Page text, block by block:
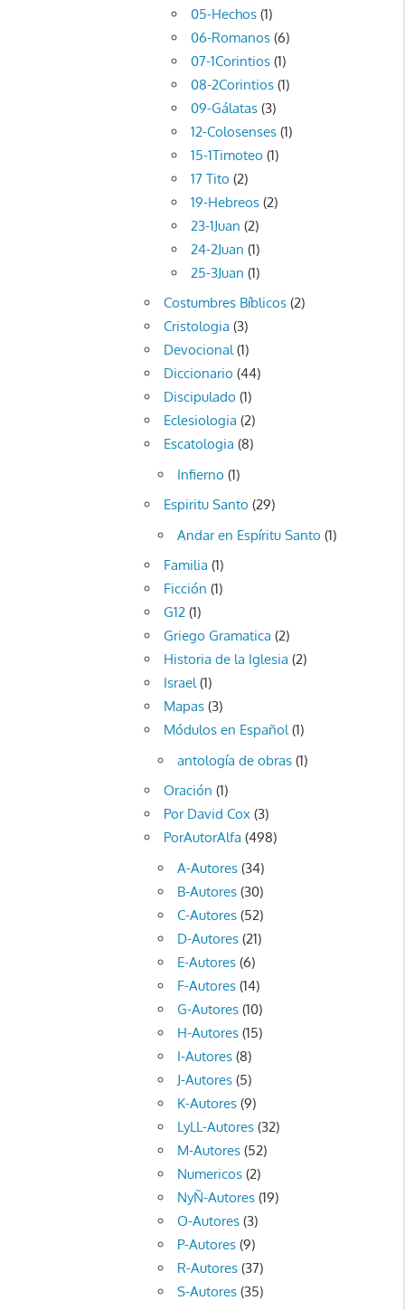
05-Hechos (1)
06-Romanos (6)
07-1Corintios (1)
08-2Corintios (1)
09-Gálatas (3)
12-Colosenses (1)
15-1Timoteo (1)
17 Tito (2)
19-Hebreos (2)
23-1Juan (2)
24-2Juan (1)
25-3Juan (1)
Costumbres Bíblicos (2)
Cristologia (3)
Devocional(1)
Diccionario (44)
Discipulado (1)
Eclesiologia (2)
Escatologia (8)
Infierno (1)
Espiritu Santo (29)
Andar en Espíritu Santo (1)
Familia (1)
Ficción (1)
G12 (1)
Griego Gramatica (2)
Historia de la Iglesia (2)
Israel(1)
Mapas (3)
Módulos en Español(1)
antología de obras (1)
Oración (1)
Por David Cox (3)
PorAutorAlfa (498)
A-Autores (34)
B-Autores (30)
C-Autores (52)
D-Autores (21)
E-Autores (6)
F-Autores (14)
G-Autores (10)
H-Autores (15)
I-Autores (8)
J-Autores (5)
K-Autores (9)
LyLL-Autores (32)
M-Autores (52)
Numericos (2)
NyÑ-Autores (19)
O-Autores (3)
P-Autores (9)
R-Autores (37)
S-Autores (35)